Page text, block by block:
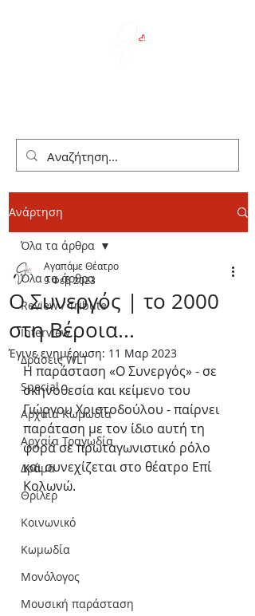
Ανάρτηση
Όλα τα άρθρα
Review / Tribute
Interview
Δράσεις WLT
Special
Αρχαία Κωμωδία
Αρχαία Τραγωδία
Δράμα
Θρίλερ
Κοινωνικό
Κωμωδία
Μονόλογος
Μουσική παράσταση
Όλα τα άρθρα
Ο Συνεργός | το 2000
στη Βέροια...
Αγαπάμε Θέατρο
9 Φεβ 2023
Έγινε ενημέρωση: 11 Μαρ 2023
Η παράσταση «Ο Συνεργός» - σε
σκηνοθεσία και κείμενο του
Γιώργου Χριστοδούλου - παίρνει
παράταση ​με τον ίδιο αυτή τη
φορά σε πρωταγωνιστικό ρόλο ​​
και συνεχίζεται στο θέατρο Επί
Κολωνώ.